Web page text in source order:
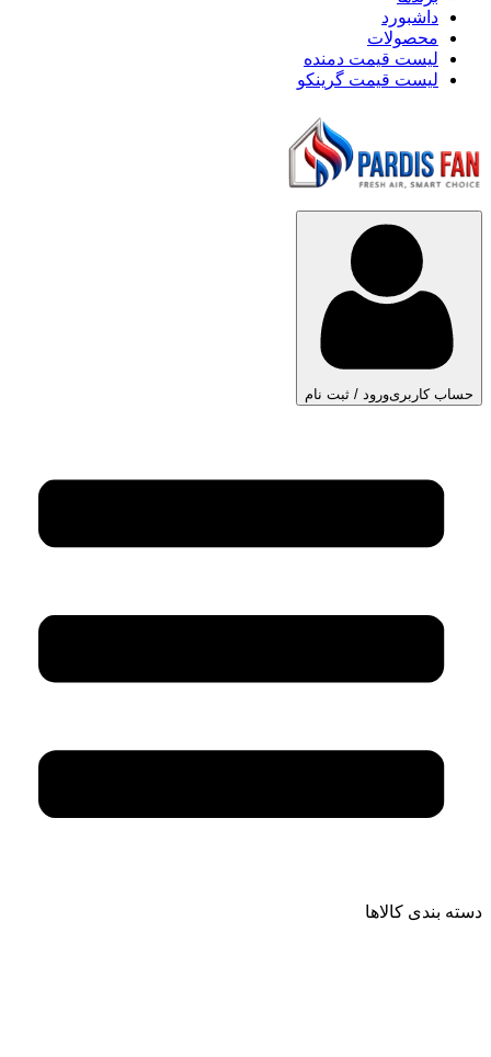
داشبورد
محصولات
لیست قیمت دمنده
لیست قیمت گرینکو
حساب کاربریورود / ثبت نام
دسته بندی کالاها